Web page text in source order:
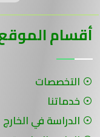
أقسام
التخصصات
خدماتنا
الدراسة في الخارج